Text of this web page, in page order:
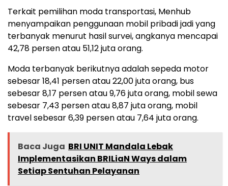
Terkait pemilihan moda transportasi, Menhub
menyampaikan penggunaan mobil pribadi jadi yang
terbanyak menurut hasil survei, angkanya mencapai
42,78 persen atau 51,12 juta orang.
Moda terbanyak berikutnya adalah sepeda motor
sebesar 18,41 persen atau 22,00 juta orang, bus
sebesar 8,17 persen atau 9,76 juta orang, mobil sewa
sebesar 7,43 persen atau 8,87 juta orang, mobil
travel sebesar 6,39 persen atau 7,64 juta orang.
Baca Juga BRI UNIT Mandala Lebak
Implementasikan BRILiaN Ways dalam
Setiap Sentuhan Pelayanan